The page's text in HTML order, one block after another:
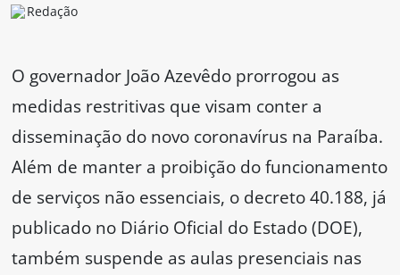
Redação
O governador João Azevêdo prorrogou as
medidas restritivas que visam conter a
disseminação do novo coronavírus na Paraíba.
Além de manter a proibição do funcionamento
de serviços não essenciais, o decreto 40.188, já
publicado no Diário Oficial do Estado (DOE),
também suspende as aulas presenciais nas